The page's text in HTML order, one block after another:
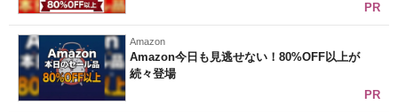
PR
Amazon
Amazon今日も見逃せない！80%OFF以上が
続々登場
PR